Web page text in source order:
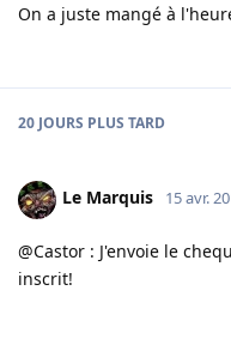
On a juste mangé à
20 JOURS PLUS TARD
Le Marquis 15 avr.
@Castor : J'envoie le
inscrit!